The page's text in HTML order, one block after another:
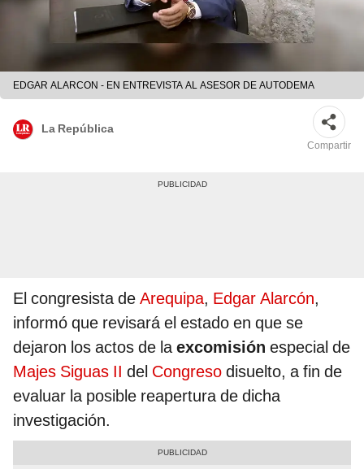
EDGAR ALARCON - EN ENTREVISTA AL ASESOR DE AUTODEMA
La República
Compartir
El congresista de Arequipa, Edgar Alarcón,
informó que revisará el estado en que se
dejaron los actos de laexcomisión especial de
Majes Siguas II del Congreso disuelto, a fin de
evaluar la posible reapertura de dicha
investigación.